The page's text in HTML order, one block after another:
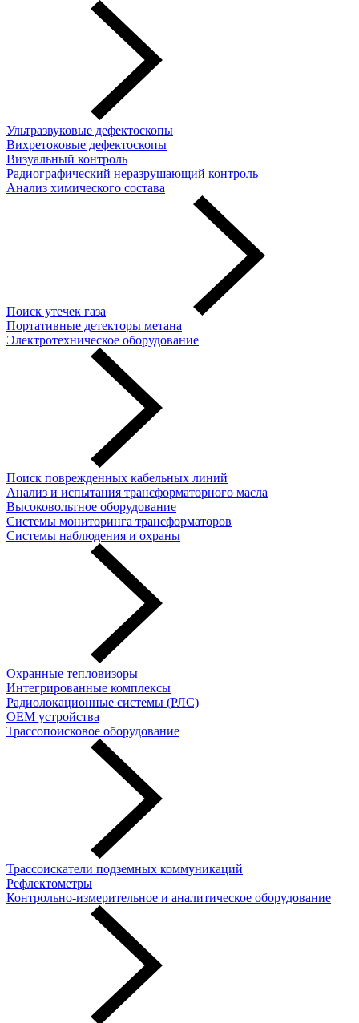
Ультразвуковые дефектоскопы
Вихретоковые дефектоскопы
Визуальный контроль
Радиографический неразрушающий контроль
Анализ химического состава
Поиск утечек газа
Портативные детекторы метана
Электротехническое оборудование
Поиск поврежденных кабельных линий
Анализ и испытания трансформаторного масла
Высоковольтное оборудование
Системы мониторинга трансформаторов
Системы наблюдения и охраны
Охранные тепловизоры
Интегрированные комплексы
Радиолокационные системы (РЛС)
OEM устройства
Трассопоисковое оборудование
Трассоискатели подземных коммуникаций
Рефлектометры
Контрольно-измерительное и аналитическое оборудование